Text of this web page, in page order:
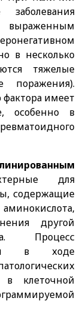
в несколько
тяжелые
поражения).
имеет
особенно в
для
содержащие
другой
Процесс
в ходе
клеточной